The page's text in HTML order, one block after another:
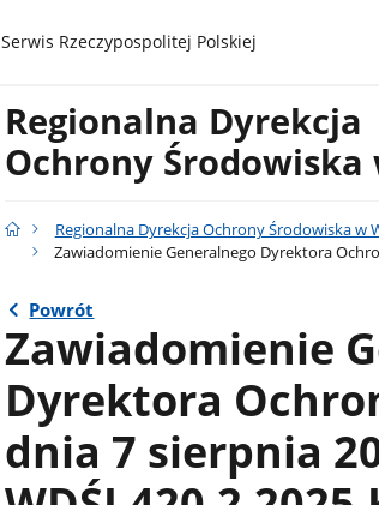
gov.pl
Serwis Rzeczypospolitej Polskiej
Regionalna Dyrekcja
Ochrony Środowiska
Regionalna Dyrekcja Ochrony Środowiska w
Zawiadomienie Generalnego Dyrektora
Powrót
Zawiadomienie
Dyrektora
dnia 7 sierpnia